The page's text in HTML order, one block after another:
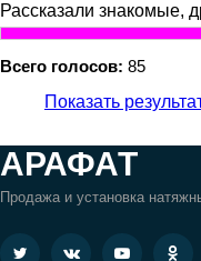
Рассказали знакомые,
Всего голосов: 85
Показать
АРАФАТ
Продажа и установка